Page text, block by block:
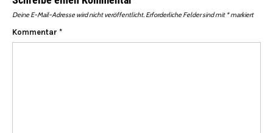
Deine E-Mail-Adresse wird nicht veröffentlicht. Erforderliche Felder sind mit *markiert
Kommentar *